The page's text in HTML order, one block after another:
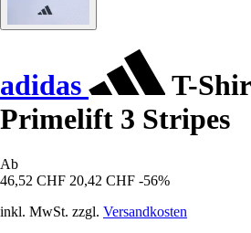
adidas
T-
Primelift 3 Stripes
Ab
46,52 CHF 20,42 CHF -56%
inkl. MwSt. zzgl. Versandkosten